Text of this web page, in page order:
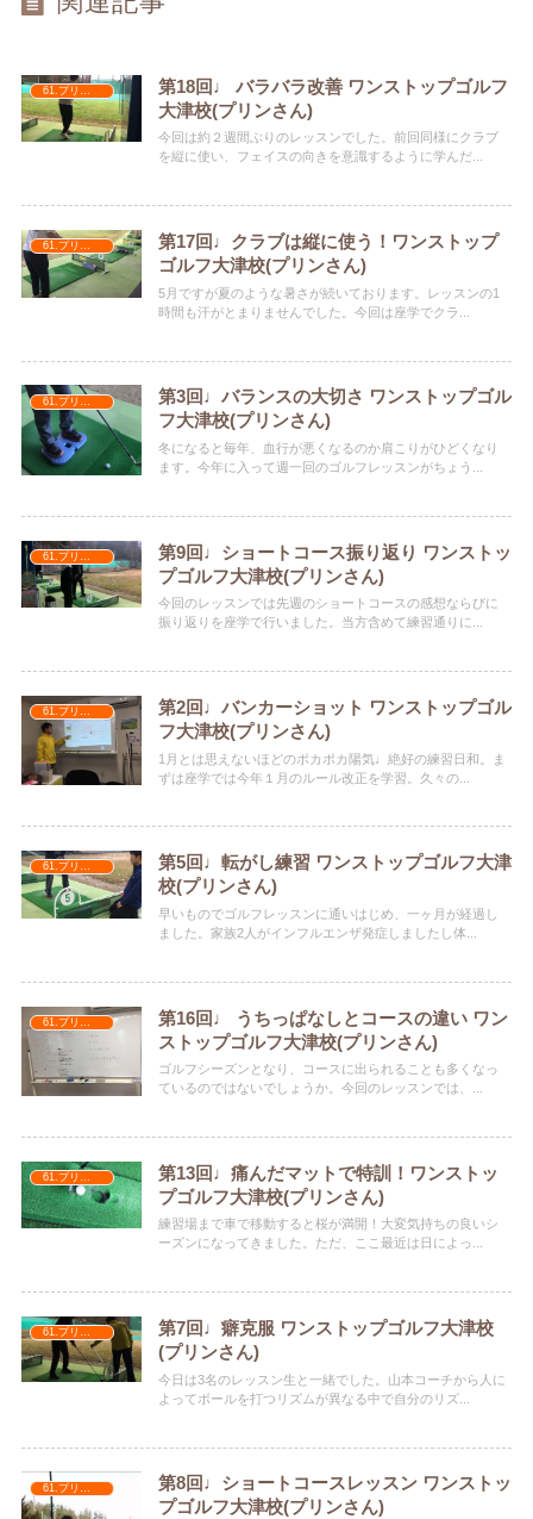
第18回♩ バラバラ改善 ワンストップゴルフ
大津校(プリンさん)
今回は約２週間ぶりのレッスンでした。前回同様にクラブ
を縦に使い、フェイスの向きを意識するように学んだ...
61.プリンさん
第17回♩クラブは縦に使う！ワンストップ
ゴルフ大津校(プリンさん)
5月ですが夏のような暑さが続いております。レッスンの1
時間も汗がとまりませんでした。今回は座学でクラ...
第3回♩バランスの大切さ ワンストップゴル
フ大津校(プリンさん)
冬になると毎年、血行が悪くなるのか肩こりがひどくなり
ます。今年に入って週一回のゴルフレッスンがちょう...
第9回♩ショートコース振り返り ワンストッ
プゴルフ大津校(プリンさん)
今回のレッスンでは先週のショートコースの感想ならびに
振り返りを座学で行いました。当方含めて練習通りに...
61.プリンさん
第2回♩バンカーショット ワンストップゴル
フ大津校(プリンさん)
1月とは思えないほどのポカポカ陽気♩絶好の練習日和。ま
ずは座学では今年１月のルール改正を学習。久々の...
61.プリンさん
第5回♩転がし練習 ワンストップゴルフ大津
校(プリンさん)
早いものでゴルフレッスンに通いはじめ、一ヶ月が経過し
ました。家族2人がインフルエンザ発症しましたし体...
第16回♩ うちっぱなしとコースの違い ワン
ストップゴルフ大津校(プリンさん)
ゴルフシーズンとなり、コースに出られることも多くなっ
ているのではないでしょうか。今回のレッスンでは、...
61.プリンさん
第13回♩痛んだマットで特訓！ワンストッ
プゴルフ大津校(プリンさん)
練習場まで車で移動すると桜が満開！大変気持ちの良いシ
ーズンになってきました。ただ、ここ最近は日によっ...
61.プリンさん
第7回♩癖克服 ワンストップゴルフ大津校
(プリンさん)
今日は3名のレッスン生と一緒でした。山本コーチから人に
よってボールを打つリズムが異なる中で自分のリズ...
第8回♩ショートコースレッスン ワンストッ
プゴルフ大津校(プリンさん)